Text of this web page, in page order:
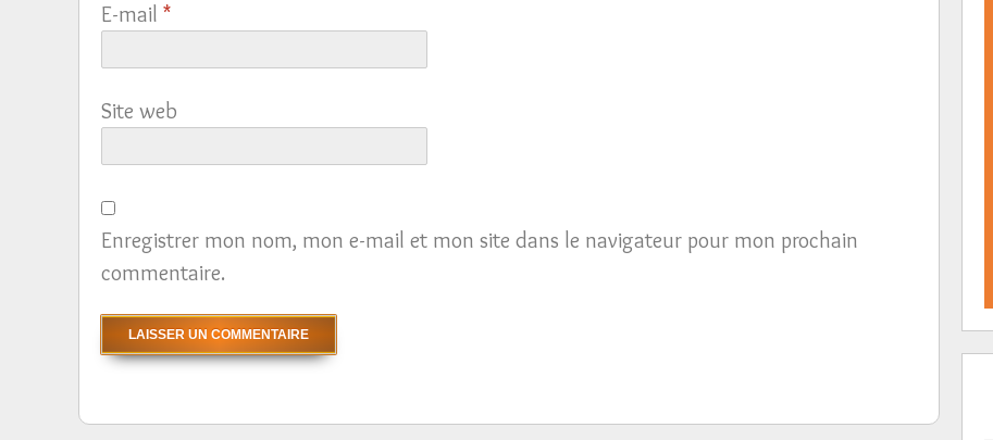
E-mail *
Site web
Enregistrer mon nom, mon e-mail et mon site dans le navigateur pour mon prochain
commentaire.